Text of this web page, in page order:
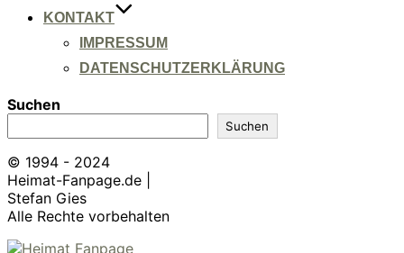
KONTAKT
IMPRESSUM
DATENSCHUTZERKLÄRUNG
Suchen
Suchen
© 1994 - 2024
Heimat-Fanpage.de |
Stefan Gies
Alle Rechte vorbehalten
Zum